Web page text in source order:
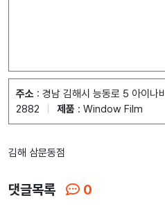
주소 : 경남 김해시 능동로 5 아이나비
2882
제품 : Window Film
김해 삼문동점
댓글목록 0